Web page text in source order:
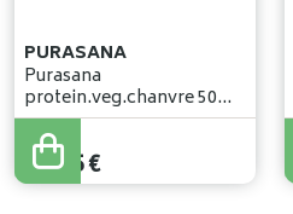
PURASANA
Purasana
protein.veg.chanvre 50%
naturel bio 400g
21,35€